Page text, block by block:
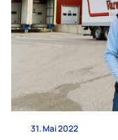
31. Mai 2022